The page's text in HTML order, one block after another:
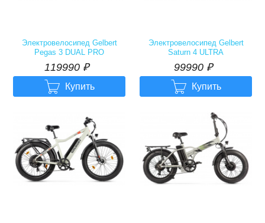
Электровелосипед Gelbert
Pegas 3 DUAL PRO
119990р.
119990 ₽
 Купить
Электровелосипед Gelbert
Saturn 4 ULTRA
99990р.
99990 ₽
 Купить